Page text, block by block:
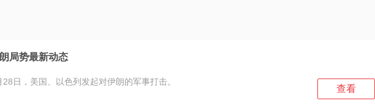
局势最新动态
28日，美国、以色列发起对伊朗的军事打击。
查看